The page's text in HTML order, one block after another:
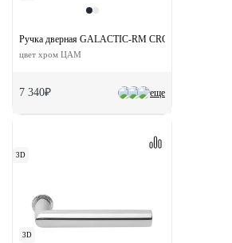
еще
Ручка дверная GALACTIC-RM CRO раздельная без
цвет хром ЦАМ
7 340₽
3D
3D